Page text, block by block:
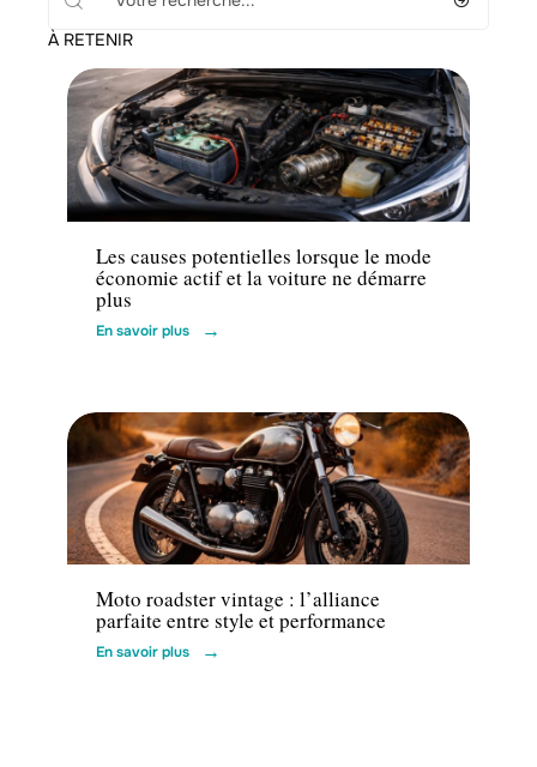
À RETENIR
Actu
Les causes potentielles lorsque le mode
économie actif et la voiture ne démarre
plus
En savoir plus
Moto
Moto roadster vintage : l’alliance
parfaite entre style et performance
En savoir plus